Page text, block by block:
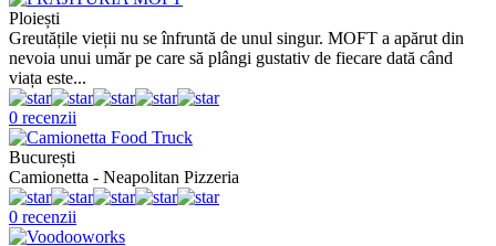
Ploiești
Greutățile vieții nu se înfruntă de unul singur. MOFT a apărut din
nevoia unui umăr pe care să plângi gustativ de fiecare dată când
viața este...
0 recenzii
București
Camionetta - Neapolitan Pizzeria
0 recenzii